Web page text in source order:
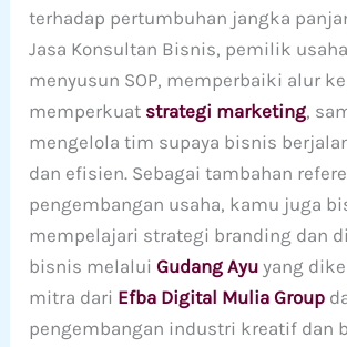
terhadap pertumbuhan jangka
Jasa Konsultan Bisnis, pemilik
menyusun SOP, memperbaiki alur
memperkuat strategi marketing,
mengelola tim supaya bisnis
dan efisien. Sebagai tambahan
pengembangan usaha, kamu juga
mempelajari strategi branding dan
bisnis melaluiGudang Ayu yang
mitra dari Efba Digital Mulia Group
pengembangan industri kreatif dan